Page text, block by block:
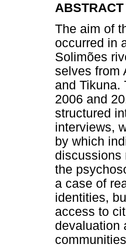
ABSTRACT
The aim of
occurred in
Solimões
selves from
and Tikuna.
2006 and
structured
interviews,
by which
discussions
the
a case of
identities,
access to
devaluation